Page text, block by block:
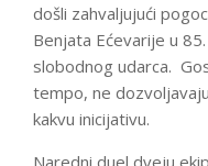
došli zahvaljujući
Benjata Ećevarije u
slobodnog udarca.
tempo, ne
kakvu inicijativu.
Naredni duel dveju